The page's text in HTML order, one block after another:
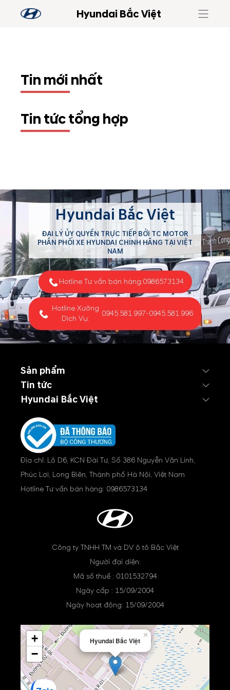
Hyundai Bắc Việt
Tin mới nhất
Tin tức tổng hợp
Hyundai Bắc Việt
ĐẠI LÝ ỦY QUYỀN TRỰC TIẾP BỞI TC MOTOR
PHÂN PHỐI XE HYUNDAI CHÍNH HÃNG TẠI VIỆT
NAM
Hotline Tư vấn bán hàng:0986573134
Hotline Xưởng
Dịch Vụ:
0945.581.997-0945.581.996
Sản phẩm
Tin tức
Hyundai Bắc Việt
Địa chỉ: Lô D6, KCN Đài Tư, Số 386 Nguyễn Văn Linh,
Phúc Lợi, Long Biên, Thành phố Hà Nội, Việt Nam
Hotline Tư vấn bán hàng: 0986573134
Công ty TNHH TM và DV ô tô Bắc Việt
Người đại diện:
Mã số thuế : 0101532794
Ngày cấp : 15/09/2004
Ngày hoạt động: 15/09/2004
Hyundai Bắc Việt
×
+
−